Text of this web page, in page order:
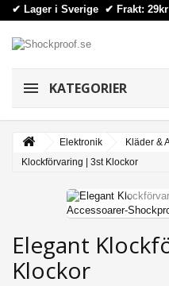
✔ Lager i Sverige ✔ Frakt: 29kr
KATEGORIER
Elektronik Kläder &
Klockförvaring | 3st Klockor
Elegant
Klockor